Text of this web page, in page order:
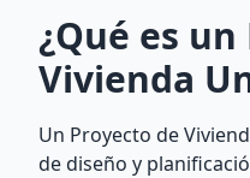
¿Qué es
Vivienda
Un Proyecto de
de diseño y